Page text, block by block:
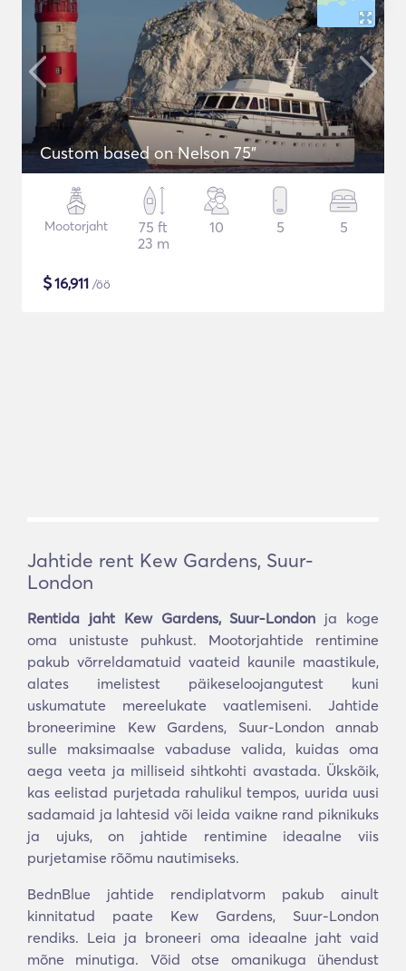
Custom based on Nelson 75"
Mootorjaht
75 ft
23 m
10 5 5
$16,911 /öö
Jahtide rent Kew Gardens, Suur-
London
Rentida jaht Kew Gardens, Suur-London ja koge
oma unistuste puhkust. Mootorjahtide rentimine
pakub võrreldamatuid vaateid kaunile maastikule,
alates imelistest päikeseloojangutest kuni
uskumatute mereelukate vaatlemiseni. Jahtide
broneerimine Kew Gardens, Suur-London annab
sulle maksimaalse vabaduse valida, kuidas oma
aega veeta ja milliseid sihtkohti avastada. Ükskõik,
kas eelistad purjetada rahulikul tempos, uurida uusi
sadamaid ja lahtesid või leida vaikne rand piknikuks
ja ujuks, on jahtide rentimine ideaalne viis
purjetamise rõõmu nautimiseks.
BednBlue jahtide rendiplatvorm pakub ainult
kinnitatud paate Kew Gardens, Suur-London
rendiks. Leia ja broneeri oma ideaalne jaht vaid
mõne minutiga. Võid otse omanikuga ühendust